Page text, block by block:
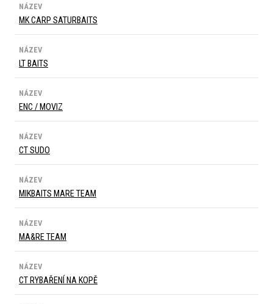
NÁZEV
MK CARP SATURBAITS
NÁZEV
LT BAITS
NÁZEV
ENC / MOVIZ
NÁZEV
CT SUDO
NÁZEV
MIKBAITS MARE TEAM
NÁZEV
MA&RE TEAM
NÁZEV
CT RYBAŘENÍ NA KOPĚ